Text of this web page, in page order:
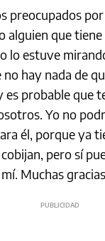
preocupados
alguien que
lo estuve
hay nada de
es probable que
Yo no
él, porque ya
pero sí
Muchas